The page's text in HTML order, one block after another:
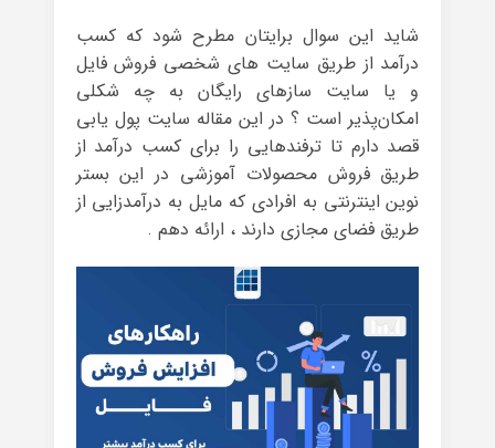
شاید این سوال برایتان مطرح شود که کسب
درآمد از طریق سایت های شخصی فروش فایل
و یا سایت سازهای رایگان به چه شکلی
امکان‌پذیر است ؟ در این مقاله سایت پول یابی
قصد دارم تا ترفندهایی را برای کسب درآمد از
طریق فروش محصولات آموزشی در این بستر
نوین اینترنتی به افرادی که مایل به درآمدزایی از
طریق فضای مجازی دارند ، ارائه دهم .